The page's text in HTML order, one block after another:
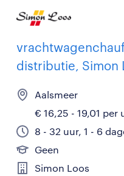
distributie, Simon
Aalsmeer
€ 16,25 - 19,01 per
8 - 32 uur, 1 - 6
Geen
Simon Loos